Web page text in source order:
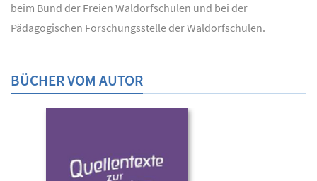
beim Bund der Freien Waldorfschulen und bei der
Pädagogischen Forschungsstelle der Waldorfschulen.
BÜCHER VOM AUTOR